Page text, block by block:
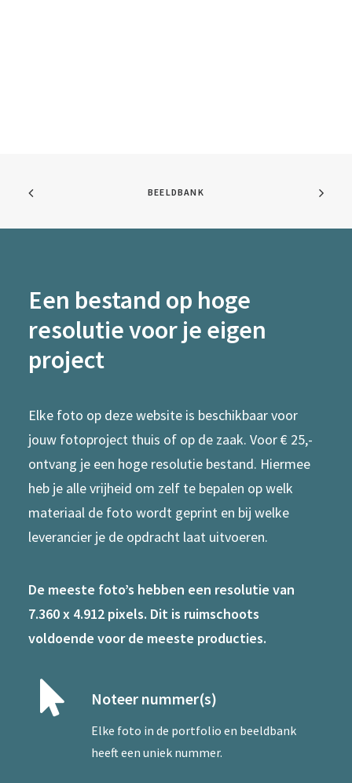
BEELDBANK
Een bestand op hoge
resolutie voor je eigen
project
Elke foto op deze website is beschikbaar voor
jouw fotoproject thuis of op de zaak. Voor € 25,-
ontvang je een hoge resolutie bestand. Hiermee
heb je alle vrijheid om zelf te bepalen op welk
materiaal de foto wordt geprint en bij welke
leverancier je de opdracht laat uitvoeren.
De meeste foto’s hebben een resolutie van
7.360 x 4.912 pixels. Dit is ruimschoots
voldoende voor de meeste producties.
Noteer nummer(s)
Elke foto in de portfolio en beeldbank
heeft een uniek nummer.